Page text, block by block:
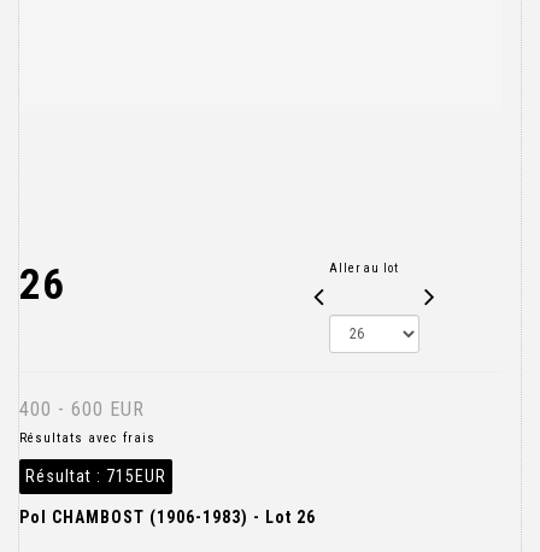
26 Aller au lot
400 - 600 EUR
Résultats avec frais
Résultat : 715EUR
Pol CHAMBOST (1906-1983) - Lot 26